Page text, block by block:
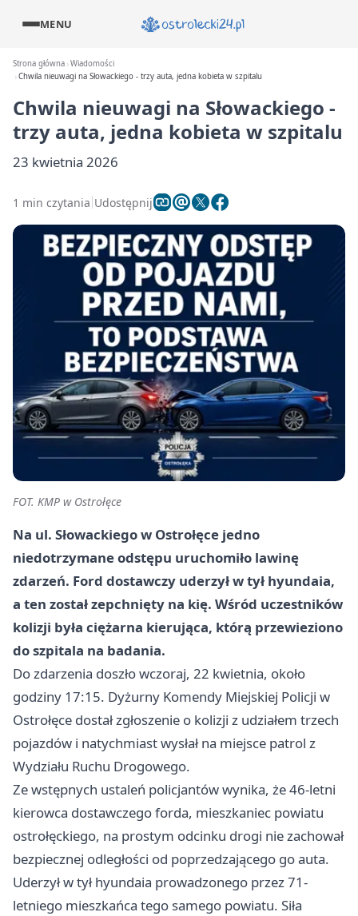
MENU
Strona główna Wiadomości
Chwila nieuwagi na Słowackiego - trzy auta, jedna kobieta w szpitalu
Chwila nieuwagi na Słowackiego -
trzy auta, jedna kobieta w szpitalu
23 kwietnia 2026
1 min czytania Udostępnij
FOT. KMP w Ostrołęce
Na ul. Słowackiego w Ostrołęce jedno
niedotrzymane odstępu uruchomiło lawinę
zdarzeń. Ford dostawczy uderzył w tył hyundaia,
a ten został zepchnięty na kię. Wśród uczestników
kolizji była ciężarna kierująca, którą przewieziono
do szpitala na badania.
Do zdarzenia doszło wczoraj, 22 kwietnia, około
godziny 17:15. Dyżurny Komendy Miejskiej Policji w
Ostrołęce dostał zgłoszenie o kolizji z udziałem trzech
pojazdów i natychmiast wysłał na miejsce patrol z
Wydziału Ruchu Drogowego.
Ze wstępnych ustaleń policjantów wynika, że 46-letni
kierowca dostawczego forda, mieszkaniec powiatu
ostrołęckiego, na prostym odcinku drogi nie zachował
bezpiecznej odległości od poprzedzającego go auta.
Uderzył w tył hyundaia prowadzonego przez 71-
letniego mieszkańca tego samego powiatu. Siła